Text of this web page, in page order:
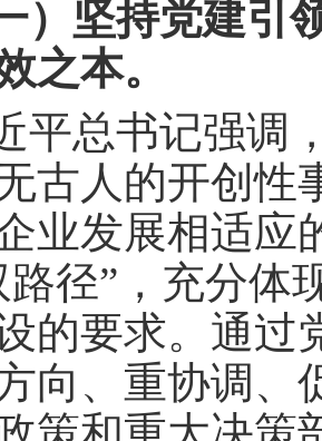
）坚持党建引
之本。
平总书记强调
古人的开创性
业发展相适应
路径”，充分体
的要求。通过
向、重协调、